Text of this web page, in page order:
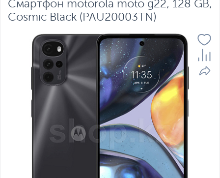
Смартфон motorola moto g22, 128 GB,
Cosmic Black (PAU20003TN)